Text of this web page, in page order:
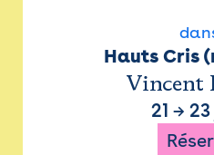
Hauts Cris
Vincent
21 →